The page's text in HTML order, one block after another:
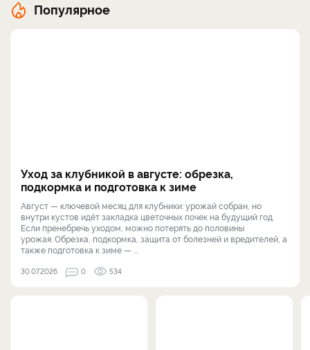
Популярное
Уход за клубникой в августе: обрезка,
подкормка и подготовка к зиме
Август — ключевой месяц для клубники: урожай собран, но
внутри кустов идёт закладка цветочных почек на будущий год.
Если пренебречь уходом, можно потерять до половины
урожая. Обрезка, подкормка, защита от болезней и вредителей, а
также подготовка к зиме — ...
30.07.2026 0 534